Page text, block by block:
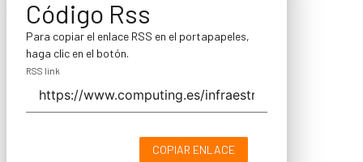
Código Rss
Para copiar el enlace RSS en el portapapeles,
haga clic en el botón.
RSS link
COPIAR ENLACE